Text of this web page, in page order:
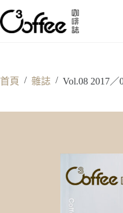
跳
至
主
容
首頁 / 雜誌 / Vol.08 2017／